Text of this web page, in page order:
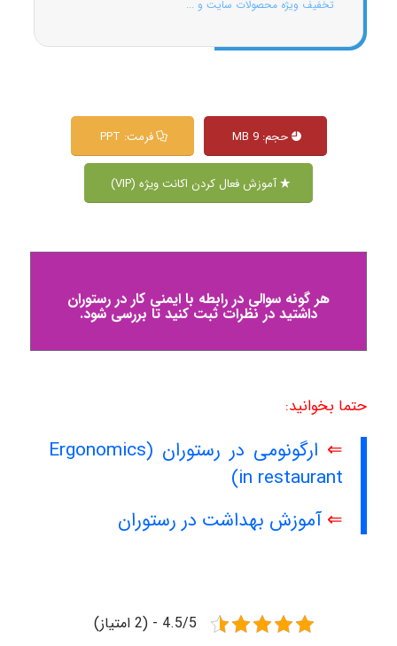
تخفیف ویژه محصولات سایت و ...
حجم: 9 MB فرمت: PPT
آموزش فعال کردن اکانت ویژه (VIP)
هر گونه سوالی در رابطه با ایمنی کار در رستوران
داشتید در نظرات ثبت کنید تا بررسی شود.
حتما بخوانید:
⇐
ارگونومی در رستوران (Ergonomics
in restaurant)
⇐ آموزش بهداشت در رستوران
4.5/5 - (2 امتیاز)